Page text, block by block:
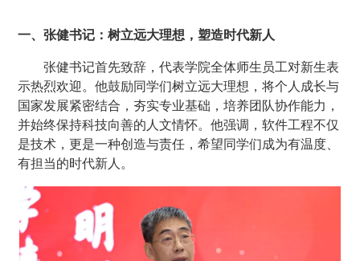
一、张健书记：树立远大理想，塑造时代新人
张健书记首先致辞，代表学院全体师生员工对新生表
示热烈欢迎。他鼓励同学们树立远大理想，将个人成长与
国家发展紧密结合，夯实专业基础，培养团队协作能力，
并始终保持科技向善的人文情怀。他强调，软件工程不仅
是技术，更是一种创造与责任，希望同学们成为有温度、
有担当的时代新人。